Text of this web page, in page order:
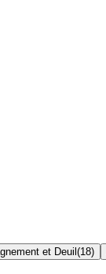
et Deuil (18)